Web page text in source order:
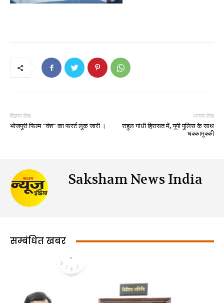
पिछला लेख
भोजपुरी फिल्‍म “वंश” का फर्स्‍ट लुक जारी ।
अगला लेख
राहुल गांधी हिरासत में, यूपी पुलिस के साथ
धक्कामुक्की
Saksham News India
सम्बंधित खबर